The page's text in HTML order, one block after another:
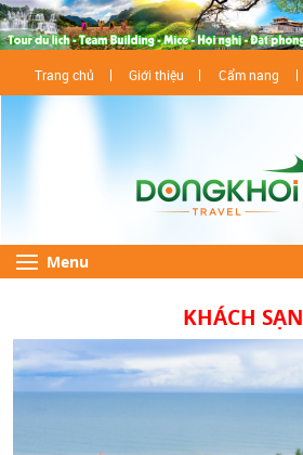
Trang chủ Giới thiệu Cẩm nang
Menu
KHÁCH SẠN